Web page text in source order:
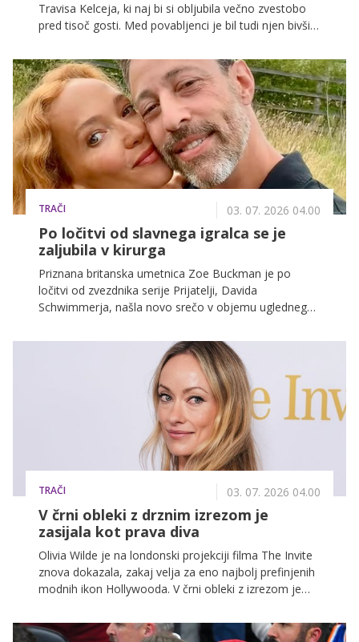
Travisa Kelceja, ki naj bi si obljubila večno zvestobo
pred tisoč gosti. Med povabljenci je bil tudi njen bivši
...
TRAČI 03. 07. 2026 04.00
Po ločitvi od slavnega igralca se je
zaljubila v kirurga
Priznana britanska umetnica Zoe Buckman je po
ločitvi od zvezdnika serije Prijatelji, Davida
Schwimmerja, našla novo srečo v objemu uglednega
TRAČI 03. 07. 2026 04.00
V črni obleki z drznim izrezom je
zasijala kot prava diva
Olivia Wilde je na londonski projekciji filma The Invite
znova dokazala, zakaj velja za eno najbolj prefinjenih
modnih ikon Hollywooda. V črni obleki z izrezom je
elegance in sodobnega šika.